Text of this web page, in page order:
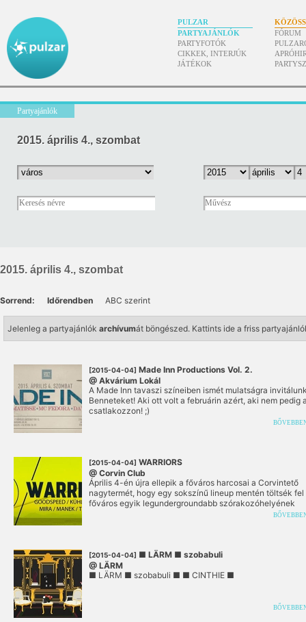
PULZAR
PARTYAJÁNLÓK
PARTYFOTÓK
CIKKEK, INTERJÚK
JÁTÉKOK
FÓRUM
Partyajánlók
2015. április 4., szombat
2015. április 4., szombat
Sorrend: Időrendben ABC szerint
Jelenleg a partyajánlók archívumát böngészed. Kattints ide a friss
[2015-04-04] Made Inn Productions Vol. 2.
@ Akvárium Lokál
A Made Inn tavaszi színeiben ismét mulatságra
Benneteket! Aki ott volt a februárin azért, aki nem pedig
csatlakozzon! ;)
[2015-04-04] WARRIORS
@ Corvin Club
Április 4-én újra ellepik a főváros harcosai a Corvintető
nagytermét, hogy egy sokszínű lineup mentén töltsék fel
főváros egyik legundergroundabb szórakozóhelyének
[2015-04-04] ■ LÄRM ■ szobabuli
@ LÄRM
■ LÄRM ■ szobabuli ■ ■ CINTHIE ■